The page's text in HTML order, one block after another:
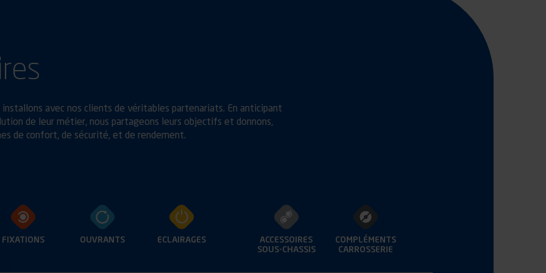
avec nos clients de véritables partenariats. En anticipant
de leur métier, nous partageons leurs objectifs et donnons,
de confort, de sécurité, et de rendement.
FIXATIONS OUVRANTS ECLAIRAGES
ACCESSOIRES
SOUS-CHASSIS
COMPLÉMENTS
CARROSSERIE